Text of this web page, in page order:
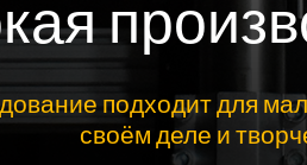
подходит для
своём деле и